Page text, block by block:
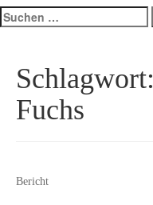
Suchen
nach:
Schlagwort:
Fuchs
Bericht